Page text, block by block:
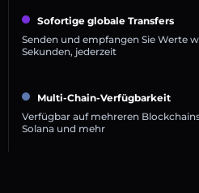
Sofortige globale Transfers
Senden und empfangen Sie Werte
Sekunden, jederzeit
Multi-Chain-Verfügbarkeit
Verfügbar auf mehreren
Solana und mehr